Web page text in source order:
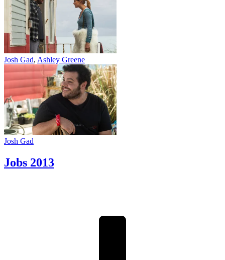
Josh Gad, Ashley Greene
Josh Gad
Jobs 2013